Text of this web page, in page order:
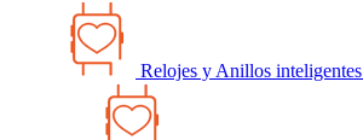
Relojes y Anillos inteligentes